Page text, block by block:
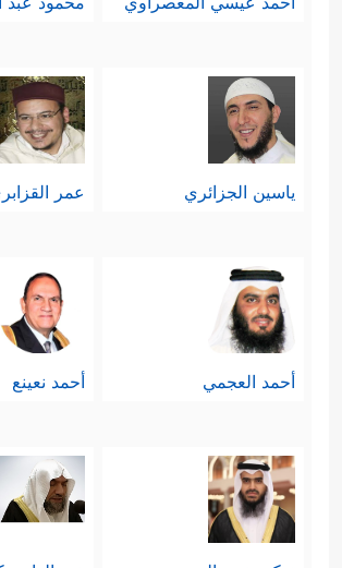
ياسين الجزائري عمر
أحمد العجمي أحمد نعينع